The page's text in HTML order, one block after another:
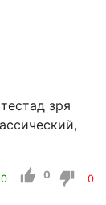
зря
0 0 0